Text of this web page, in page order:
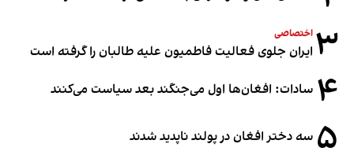
۳ اختصاصی
ایران جلوی فعالیت فاطمیون علیه طالبان را گرفته است
۴ سادات: افغان‌ها اول می‌جنگند بعد سیاست می‌کنند
۵ سه دختر افغان در پولند ناپدید شدند